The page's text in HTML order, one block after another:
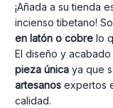
¡Añada a su tienda
incienso tibetano!
en latón o cobrelo
El diseño y
pieza únicaya que
artesanos expertos
calidad.